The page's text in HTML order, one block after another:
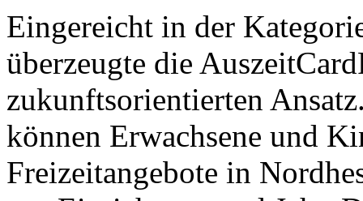
Eingereicht in der
überzeugte die
zukunftsorientierten
können Erwachsene und
Freizeitangebote in